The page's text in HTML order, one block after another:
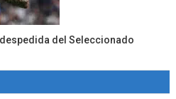
del Seleccionado